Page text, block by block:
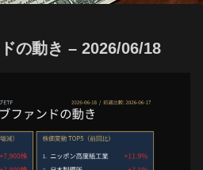
の動き – 2026/06/18